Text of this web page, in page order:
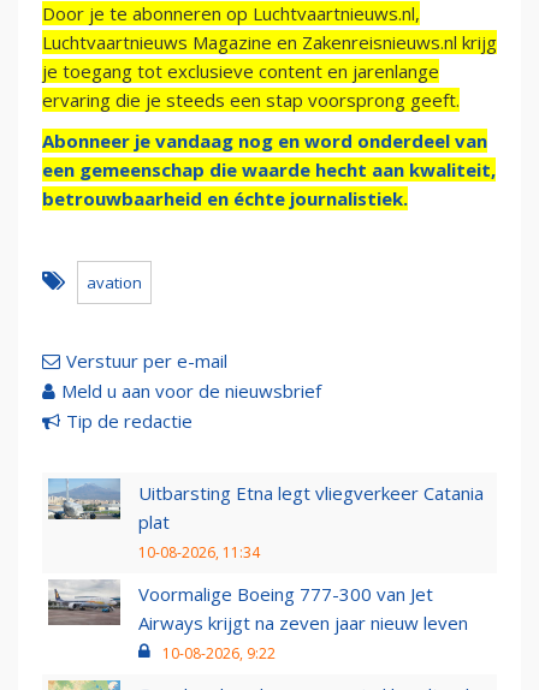
Door je te abonneren op Luchtvaartnieuws.nl,
Luchtvaartnieuws Magazine en Zakenreisnieuws.nl krijg
je toegang tot exclusieve content en jarenlange
ervaring die je steeds een stap voorsprong geeft.
Abonneer je vandaag nog en word onderdeel van
een gemeenschap die waarde hecht aan kwaliteit,
betrouwbaarheid en échte journalistiek.
avation
Verstuur per e-mail
Meld u aan voor de nieuwsbrief
Tip de redactie
Uitbarsting Etna legt vliegverkeer Catania
plat
10-08-2026, 11:34
Voormalige Boeing 777-300 van Jet
Airways krijgt na zeven jaar nieuw leven
10-08-2026, 9:22